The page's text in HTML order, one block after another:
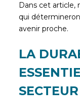
Dans cet article,
qui
avenir proche.
LA